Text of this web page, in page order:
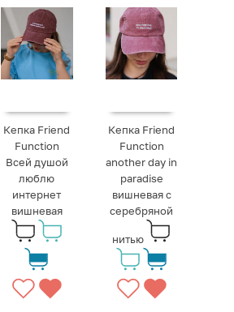
Кепка Friend
Function
Всей душой
люблю
интернет
вишневая
Кепка Friend
Function
another day in
paradise
вишневая с
серебряной
нитью